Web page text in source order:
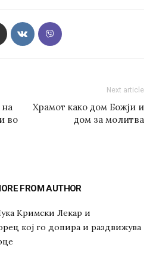
на
во
Next article
Храмот како дом Божји и
дом за молитва
FROM AUTHOR
Кримски Лекар и
кој го допира и раздвижува